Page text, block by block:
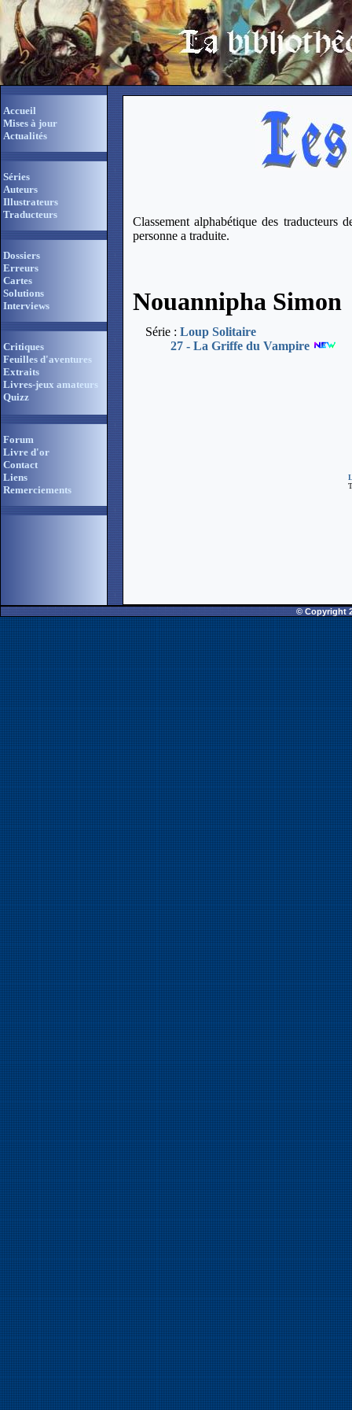
Accueil
Mises à jour
Actualités
Séries
Auteurs
Illustrateurs
Traducteurs
Dossiers
Erreurs
Cartes
Solutions
Interviews
Critiques
Feuilles d'aventures
Extraits
Livres-jeux amateurs
Quizz
Forum
Livre d'or
Contact
Liens
Remerciements
Classement alphabétique des
personne a traduite.
Nouannipha Simon
Série : Loup Solitaire
27 - La Griffe du Vampire
© Copyright